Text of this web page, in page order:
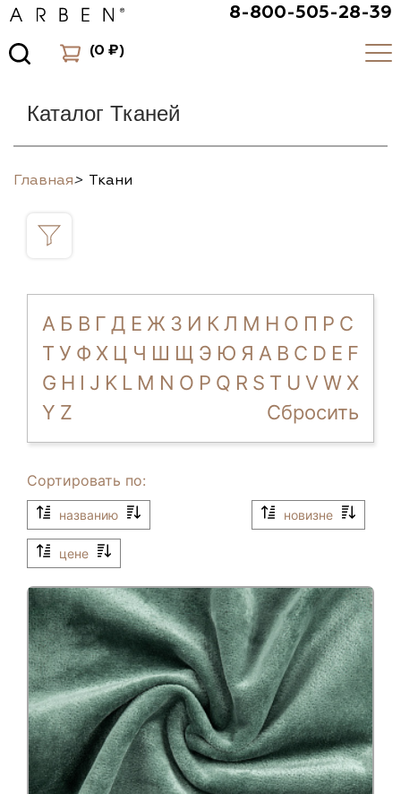
8-800-505-28-39
(0 ₽)
Каталог Тканей
Главная> Ткани
А Б В Г Д Е Ж З И К Л М Н О П Р С
Т У Ф Х Ц Ч Ш Щ Э Ю Я A B C D E F
G H I J K L M N O P Q R S T U V W X
Y Z Сбросить
Сортировать по:
названию новизне
цене